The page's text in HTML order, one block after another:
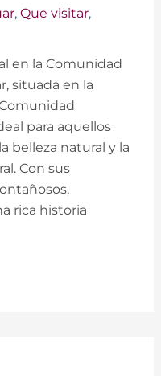
, Que visitar,
en la Comunidad
situada en la
para aquellos
belleza natural y la
Con sus
rica historia